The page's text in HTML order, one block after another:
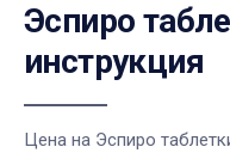
Эспиро
инструкция
Цена на Эспиро